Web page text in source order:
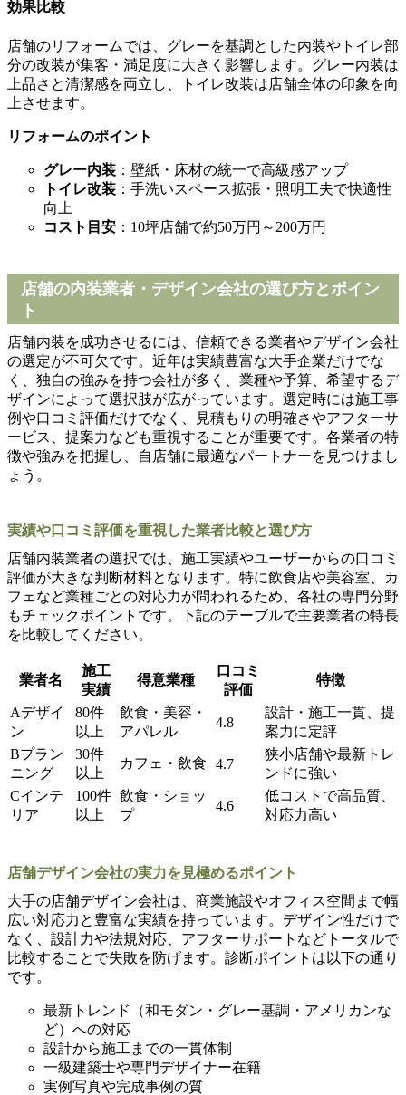
効果比較
店舗のリフォームでは、グレーを基調とした内装やトイレ部
分の改装が集客・満足度に大きく影響します。グレー内装は
上品さと清潔感を両立し、トイレ改装は店舗全体の印象を向
上させます。
リフォームのポイント
グレー内装 ：壁紙・床材の統一で高級感アップ
トイレ改装 ：手洗いスペース拡張・照明工夫で快適性
向上
コスト目安 ：10坪店舗で約50万円～200万円
店舗の内装業者・デザイン会社の選び方とポイン
ト
店舗内装を成功させるには、信頼できる業者やデザイン会社
の選定が不可欠です。近年は実績豊富な大手企業だけでな
く、独自の強みを持つ会社が多く、業種や予算、希望するデ
ザインによって選択肢が広がっています。選定時には施工事
例や口コミ評価だけでなく、見積もりの明確さやアフターサ
ービス、提案力なども重視することが重要です。各業者の特
徴や強みを把握し、自店舗に最適なパートナーを見つけまし
ょう。
実績や口コミ評価を重視した業者比較と選び方
店舗内装業者の選択では、施工実績やユーザーからの口コミ
評価が大きな判断材料となります。特に飲食店や美容室、カ
フェなど業種ごとの対応力が問われるため、各社の専門分野
もチェックポイントです。下記のテーブルで主要業者の特長
を比較してください。
業者名
施工
実績
得意業種
口コミ
評価
特徴
Aデザイ
ン
80件
以上
飲食・美容・
アパレル
4.8
設計・施工一貫、提
案力に定評
Bプラン
ニング
30件
以上
カフェ・飲食 4.7
狭小店舗や最新トレ
ンドに強い
Cインテ
リア
100件
以上
飲食・ショッ
プ
4.6
低コストで高品質、
対応力高い
店舗デザイン会社の実力を見極めるポイント
大手の店舗デザイン会社は、商業施設やオフィス空間まで幅
広い対応力と豊富な実績を持っています。デザイン性だけで
なく、設計力や法規対応、アフターサポートなどトータルで
比較することで失敗を防げます。診断ポイントは以下の通り
です。
最新トレンド（和モダン・グレー基調・アメリカンな
ど）への対応
設計から施工までの一貫体制
一級建築士や専門デザイナー在籍
実例写真や完成事例の質